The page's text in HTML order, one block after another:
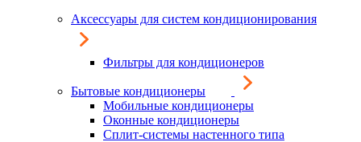
Аксессуары для систем кондиционирования
Фильтры для кондиционеров
Бытовые кондиционеры
Мобильные кондиционеры
Оконные кондиционеры
Сплит-системы настенного типа